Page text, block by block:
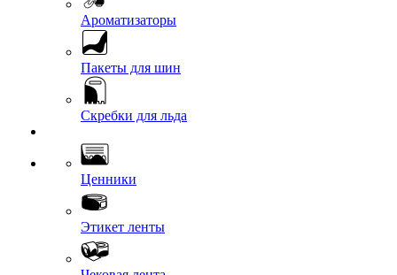
Ароматизаторы
Пакеты для шин
Скребки для льда
Ценники
Этикет ленты